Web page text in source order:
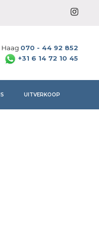
070 - 44 92 852
+31 6 14 72 10 45
UITVERKOOP